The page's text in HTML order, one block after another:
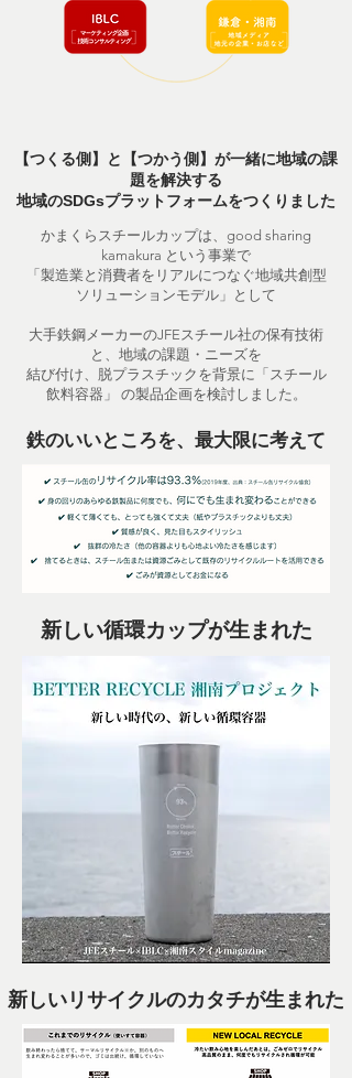
【つくる側】と【つかう側】が一緒に地域の課
題を解決する
地域のSDGsプラットフォームをつくりました
かまくらスチールカップは、good sharing
kamakura という事業で
「製造業と消費者をリアルにつなぐ地域共創型
ソリューションモデル」として
大手鉄鋼メーカーのJFEスチール社の保有技術
と、地域の課題・ニーズを
結び付け、脱プラスチックを背景に「スチール
飲料容器」 の製品企画を検討しました。
鉄のいいところを、最大限に考えて
新しい循環カップが生まれた
新しいリサイクルのカタチが生まれた